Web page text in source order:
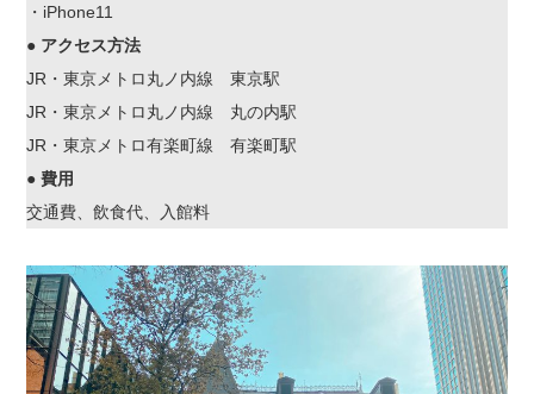
・iPhone11
● アクセス方法
JR・東京メトロ丸ノ内線 東京駅
JR・東京メトロ丸ノ内線 丸の内駅
JR・東京メトロ有楽町線 有楽町駅
●費用
交通費、飲食代、入館料